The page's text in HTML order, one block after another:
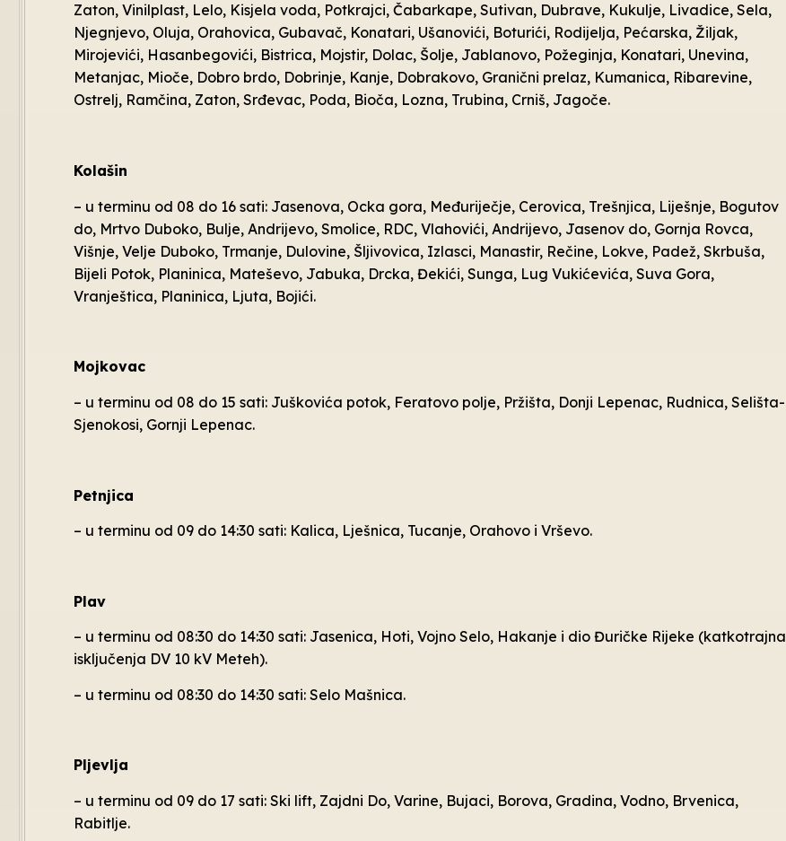
Zaton, Vinilplast, Lelo, Kisjela voda, Potkrajci, Čabarkape, Sutivan, Dubrave, Kukulje, Livadice, Sela,
Njegnjevo, Oluja, Orahovica, Gubavač, Konatari, Ušanovići, Boturići, Rodijelja, Pećarska, Žiljak,
Mirojevići, Hasanbegovići, Bistrica, Mojstir, Dolac, Šolje, Jablanovo, Požeginja, Konatari, Unevina,
Metanjac, Mioče, Dobro brdo, Dobrinje, Kanje, Dobrakovo, Granični prelaz, Kumanica, Ribarevine,
Ostrelj, Ramčina, Zaton, Srđevac, Poda, Bioča, Lozna, Trubina, Crniš, Jagoče.
Kolašin
– u terminu od 08 do 16 sati: Jasenova, Ocka gora, Međuriječje, Cerovica, Trešnjica, Liješnje, Bogutov
do, Mrtvo Duboko, Bulje, Andrijevo, Smolice, RDC, Vlahovići, Andrijevo, Jasenov do, Gornja Rovca,
Višnje, Velje Duboko, Trmanje, Dulovine, Šljivovica, Izlasci, Manastir, Rečine, Lokve, Padež, Skrbuša,
Bijeli Potok, Planinica, Mateševo, Jabuka, Drcka, Đekići, Sunga, Lug Vukićevića, Suva Gora,
Vranještica, Planinica, Ljuta, Bojići.
Mojkovac
– u terminu od 08 do 15 sati: Juškovića potok, Feratovo polje, Pržišta, Donji Lepenac, Rudnica, Selišta-
Sjenokosi, Gornji Lepenac.
Petnjica
– u terminu od 09 do 14:30 sati: Kalica, Lješnica, Tucanje, Orahovo i Vrševo.
Plav
– u terminu od 08:30 do 14:30 sati: Jasenica, Hoti, Vojno Selo, Hakanje i dio Đuričke Rijeke (katkotrajna
isključenja DV 10 kV Meteh).
– u terminu od 08:30 do 14:30 sati: Selo Mašnica.
Pljevlja
– u terminu od 09 do 17 sati: Ski lift, Zajdni Do, Varine, Bujaci, Borova, Gradina, Vodno, Brvenica,
Rabitlje.